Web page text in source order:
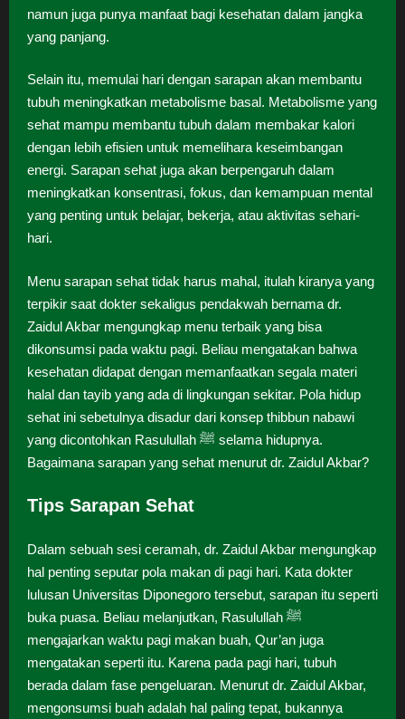
namun juga punya manfaat bagi kesehatan dalam jangka
yang panjang.
Selain itu, memulai hari dengan sarapan akan membantu
tubuh meningkatkan metabolisme basal. Metabolisme yang
sehat mampu membantu tubuh dalam membakar kalori
dengan lebih efisien untuk memelihara keseimbangan
energi. Sarapan sehat juga akan berpengaruh dalam
meningkatkan konsentrasi, fokus, dan kemampuan mental
yang penting untuk belajar, bekerja, atau aktivitas sehari-
hari.
Menu sarapan sehat tidak harus mahal, itulah kiranya yang
terpikir saat dokter sekaligus pendakwah bernama dr.
Zaidul Akbar mengungkap menu terbaik yang bisa
dikonsumsi pada waktu pagi. Beliau mengatakan bahwa
kesehatan didapat dengan memanfaatkan segala materi
halal dan tayib yang ada di lingkungan sekitar. Pola hidup
sehat ini sebetulnya disadur dari konsep thibbun nabawi
yang dicontohkan Rasulullah ﷺ selama hidupnya.
Bagaimana sarapan yang sehat menurut dr. Zaidul Akbar?
Tips Sarapan Sehat
Dalam sebuah sesi ceramah, dr. Zaidul Akbar mengungkap
hal penting seputar pola makan di pagi hari. Kata dokter
lulusan Universitas Diponegoro tersebut, sarapan itu seperti
buka puasa. Beliau melanjutkan, Rasulullah ﷺ
mengajarkan waktu pagi makan buah, Qur’an juga
mengatakan seperti itu. Karena pada pagi hari, tubuh
berada dalam fase pengeluaran. Menurut dr. Zaidul Akbar,
mengonsumsi buah adalah hal paling tepat, bukannya